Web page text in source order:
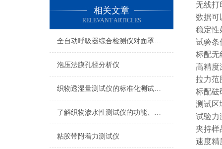
相关文章
RELEVANT ARTICLES
全自动呼吸器综合检测仪对面罩泄漏率的定量检测方法
泡压法膜孔径分析仪
织物透湿量测试仪的标准化测试方法与流程介绍
了解织物渗水性测试仪的功能、优势与行业应用
粘胶带附着力测试仪
无线打
数据可
稳定性
试验条
标配无
高精度
拉力范
标配砝
测试区
试验力
夹持样
速度精